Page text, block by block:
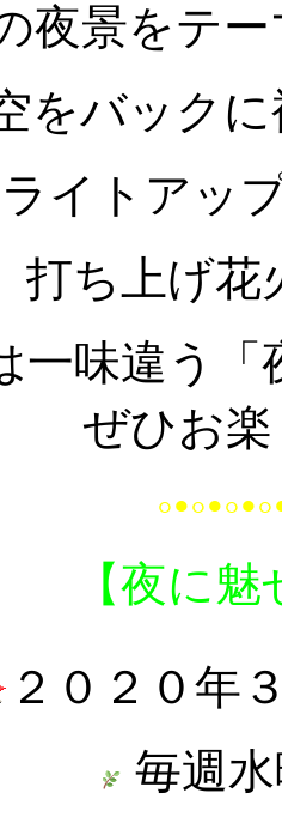
夜景をテ
をバック
ライトアッ
打ち上げ花
一味違う
ぜひお
【夜に
２０２０年
毎週